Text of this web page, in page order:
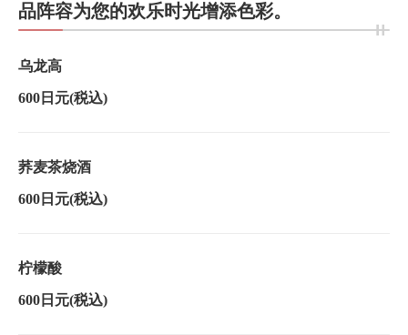
品阵容为您的欢乐时光增添色彩。
乌龙高
600日元(税込)
荞麦茶烧酒
600日元(税込)
柠檬酸
600日元(税込)